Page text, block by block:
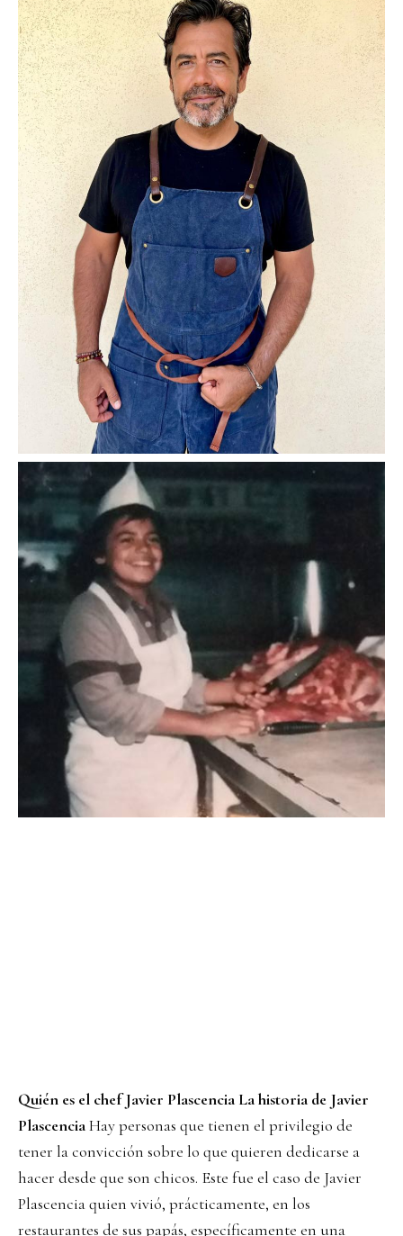
Quién es el chef Javier Plascencia La historia de Javier
PlascenciaHay personas que tienen el privilegio de
tener la convicción sobre lo que quieren dedicarse a
hacer desde que son chicos. Este fue el caso de Javier
Plascencia quien vivió, prácticamente, en los
restaurantes de sus papás, específicamente en una